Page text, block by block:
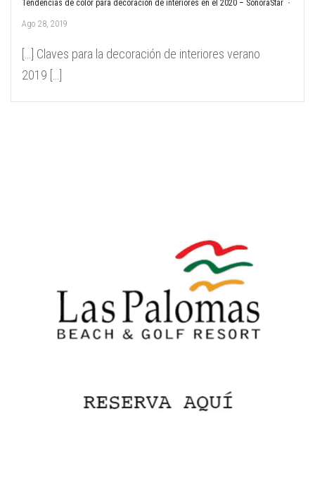
Tendencias de color para decoración de interiores en el 2020 – SonoraStar
Ago 28, 2019
[…] Claves para la decoración de interiores verano
2019 […]